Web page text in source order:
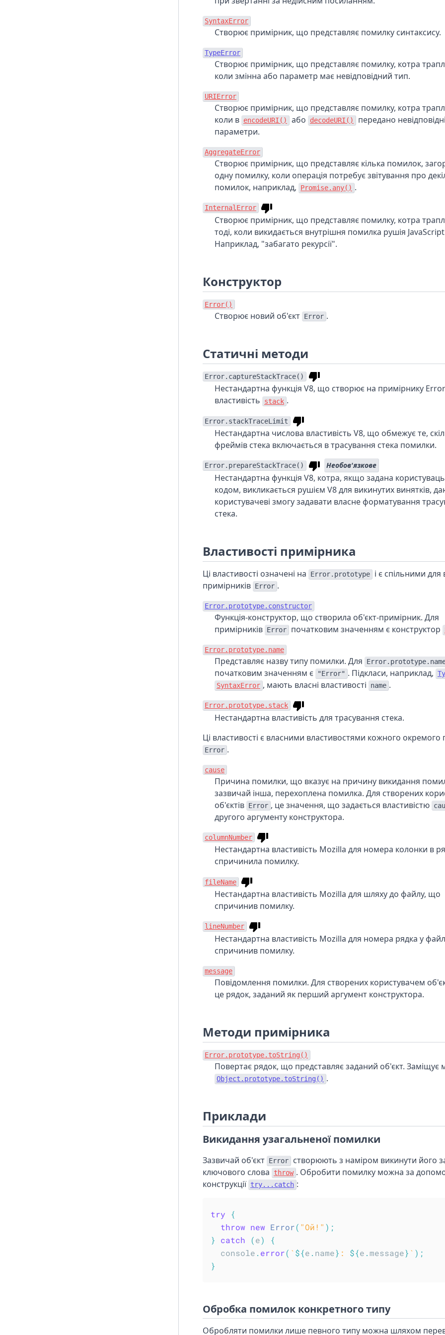
SyntaxError
Створює примірник, що представляє помилку синтаксису.
TypeError
Створює примірник, що представляє помилку, котра
коли змінна або параметр має невідповідний тип.
URIError
Створює примірник, що представляє помилку, котра
коли в encodeURI() або decodeURI()
передано невідповідні
параметри.
AggregateError
Створює примірник, що представляє кілька помилок,
одну помилку, коли операція потребує звітування про
помилок, наприклад,
Promise.any() .
InternalError
Створює примірник, що представляє помилку, котра
тоді, коли викидається внутрішня помилка рушія
Наприклад, "забагато рекурсії".
Конструктор
Error()
Створює новий об'єкт Error .
Статичні методи
Error.captureStackTrace()
Нестандартна функція V8, що створює на примірнику Error
властивість
stack .
Error.stackTraceLimit
Нестандартна числова властивість V8, що обмежує те,
фреймів стека включається в трасування стека помилки.
Error.prepareStackTrace() Необов'язкове
Нестандартна функція V8, котра, якщо задана
кодом, викликається рушієм V8 для викинутих винятків,
користувачеві змогу задавати власне форматування
стека.
Властивості примірника
Ці властивості означені на Error.prototype
і є спільними для
примірників Error .
Error.prototype.constructor
Функція-конструктор, що створила об'єкт-примірник. Для
примірників Error початковим значенням є конструктор
Error.prototype.name
Представляє назву типу помилки. Для
початковим значенням є "Error" . Підкласи, наприклад,
SyntaxError , мають власні властивості name .
Error.prototype.stack
Нестандартна властивість для трасування стека.
Ці властивості є власними властивостями кожного окремого
Error .
cause
Причина помилки, що вказує на причину викидання
зазвичай інша, перехоплена помилка. Для створених
об'єктів Error , це значення, що задається властивістю
другого аргументу конструктора.
columnNumber
Нестандартна властивість Mozilla для номера колонки в
спричинила помилку.
fileName
Нестандартна властивість Mozilla для шляху до файлу, що
спричинив помилку.
lineNumber
Нестандартна властивість Mozilla для номера рядка у
спричинив помилку.
message
Повідомлення помилки. Для створених користувачем
це рядок, заданий як перший аргумент конструктора.
Методи примірника
Error.prototype.toString()
Повертає рядок, що представляє заданий об'єкт. Заміщує
Object.prototype.toString() .
Приклади
Викидання узагальненої помилки
Зазвичай об'єкт Error
створюють з наміром викинути його
ключового слова
throw . Обробити помилку можна за
конструкції try...catch :
try
{
throw new Error( "Ой!" ) ;
}
catch (e)
{
  console
. error( ` ${e . name} : ${e .message} ` ) ;
}
Обробка помилок конкретного типу
Обробляти помилки лише певного типу можна шляхом